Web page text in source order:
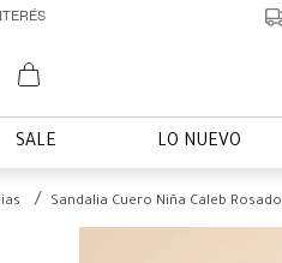
SALE LO NUEVO
Sandalia Cuero Niña Caleb Rosado